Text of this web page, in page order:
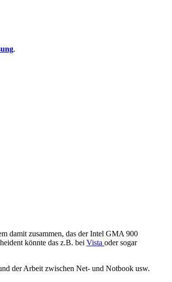
.
damit zusammen, das der Intel GMA 900
könnte das z.B. bei Vista oder sogar
der Arbeit zwischen Net- und Notbook usw.